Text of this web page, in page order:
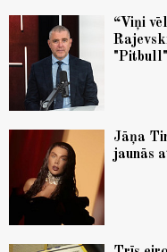
“Viņi
Jāņa
jaunās